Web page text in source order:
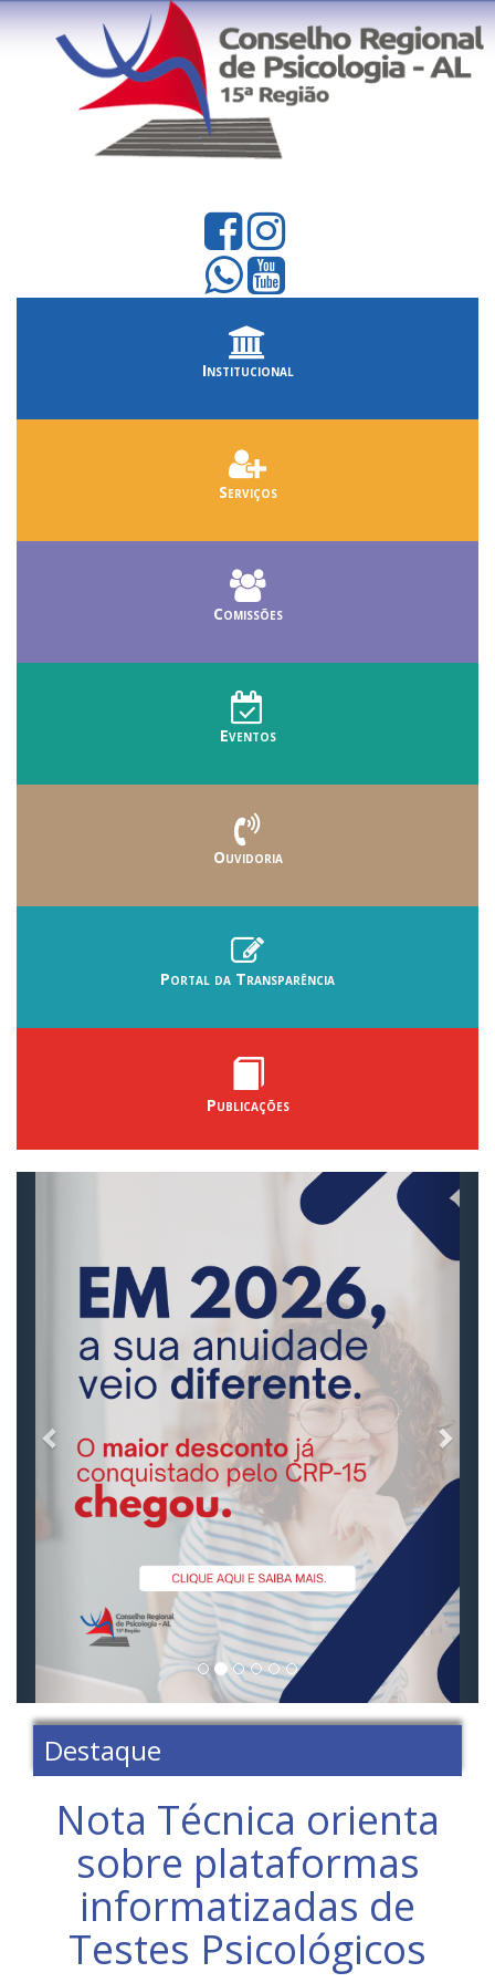
Institucional
Serviços
Comissões
Eventos
Ouvidoria
Portal da Transparência
Publicações
Destaque
Nota Técnica orienta
sobre plataformas
informatizadas de
Testes Psicológicos